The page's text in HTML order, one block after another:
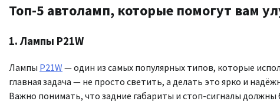
Топ-5 автоламп, которые помогут вам
1.Лампы P21W
Лампы P21W — один из самых популярных типов, которые
главная задача — не просто светить, а делать это ярко и
Важно понимать, что задние габариты и стоп-сигналы